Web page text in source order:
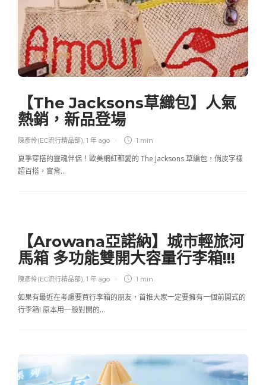
流行最前線
【The Jacksons草織包】人氣
熱銷，新品登場
陳彥伶(EC流行精品部) 1 年 ago 1 min
夏季穿搭的靈魂伴侶！歐美網紅都愛的 The Jacksons 草編包，俏皮字樣
超百搭，實背…
【Arowana亞諾納】城市輕旅河
馬箱 多功能雙開大容量行李箱!!!
陳彥伶(EC流行精品部) 1 年 ago 1 min
如果有最近在考慮要買行李箱的朋友，首推大家一定要擁有一個前開式的
行李箱! 原本用一般對開的…